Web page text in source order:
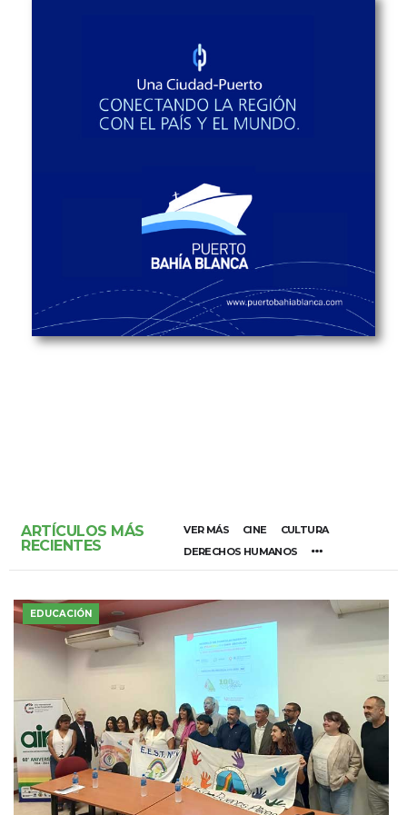
ARTÍCULOS MÁS
RECIENTES
VER MÁS CINE
CULTURA
DERECHOS HUMANOS
EDUCACIÓN